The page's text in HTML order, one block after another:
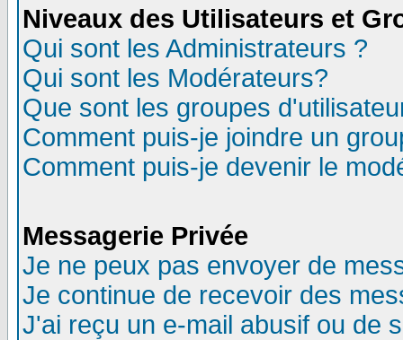
Niveaux des Utilisateurs et
Qui sont les Administrateurs ?
Qui sont les Modérateurs?
Que sont les groupes
Comment puis-je joindre un
Comment puis-je devenir le
Messagerie Privée
Je ne peux pas envoyer de
Je continue de recevoir des
J'ai reçu un e-mail abusif ou de